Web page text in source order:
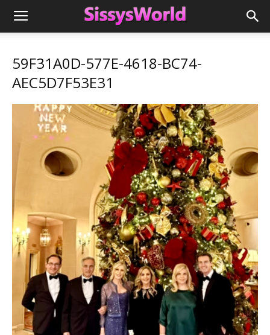
59F31A0D-577E-4618-BC74-
AEC5D7F53E31